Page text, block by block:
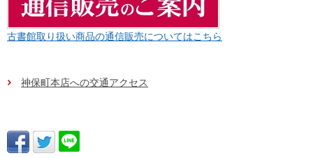
古書館取り扱い商品の通信販売についてはこちら
神保町本店への交通アクセス